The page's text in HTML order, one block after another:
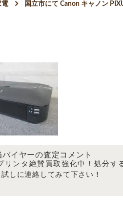
電 国立市にて Canon キャノン
バイヤーの査定コメント
リンタ絶賛買取強化中！処分す
試しに連絡してみて下さい！